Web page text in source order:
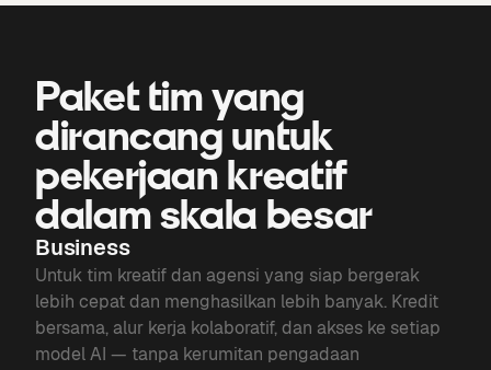
of Bone
Paket tim yang
dirancang untuk
pekerjaan kreatif
dalam skala besar
Business
Untuk tim kreatif dan agensi yang siap bergerak
lebih cepat dan menghasilkan lebih banyak. Kredit
bersama, alur kerja kolaboratif, dan akses ke setiap
model AI — tanpa kerumitan pengadaan